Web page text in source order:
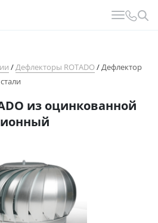
/Дефлекторы ROTADO/Дефлектор
из оцинкованной